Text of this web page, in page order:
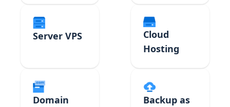
Server VPS
Cloud
Hosting
Domain
Backup as